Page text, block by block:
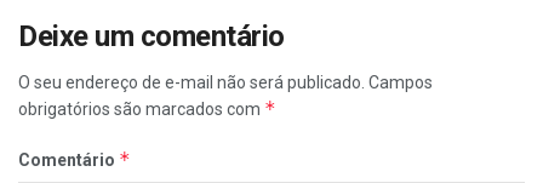
Deixe um comentário
O seu endereço de e-mail não será publicado. Campos
obrigatórios são marcados com *
Comentário *